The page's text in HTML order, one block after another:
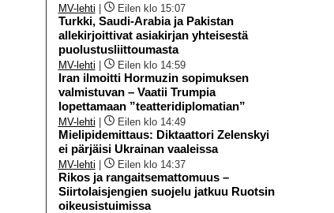
MV-lehti Eilen klo 15:07
Turkki, Saudi-Arabia ja Pakistan
allekirjoittivat asiakirjan yhteisestä
puolustusliittoumasta
MV-lehti Eilen klo 14:59
Iran ilmoitti Hormuzin sopimuksen
valmistuvan – Vaatii Trumpia
lopettamaan ”teatteridiplomatian”
MV-lehti Eilen klo 14:49
Mielipidemittaus: Diktaattori Zelenskyi
ei pärjäisi Ukrainan vaaleissa
MV-lehti Eilen klo 14:37
Rikos ja rangaitsemattomuus –
Siirtolaisjengien suojelu jatkuu Ruotsin
oikeusistuimissa